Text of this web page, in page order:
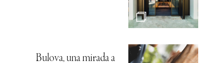
Bulova, una mirada a